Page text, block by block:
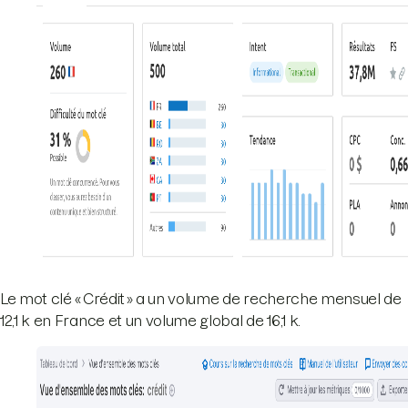
Le mot clé « Crédit » a un volume de recherche mensuel de
12,1 k en France et un volume global de 16,1 k.